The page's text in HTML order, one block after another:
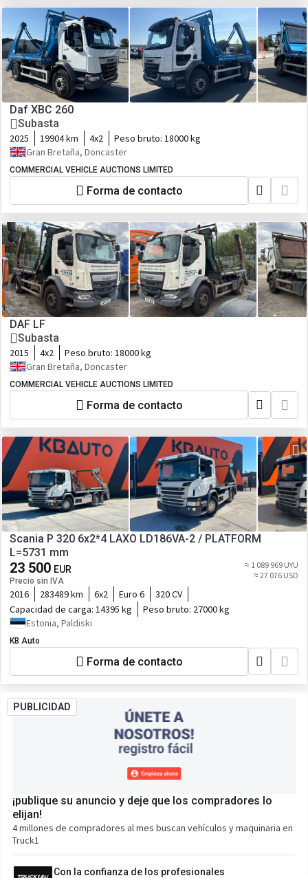
Daf XBC 260
Subasta
2025 19904 km 4x2 Peso bruto: 18000 kg
Gran Bretaña, Doncaster
COMMERCIAL VEHICLE AUCTIONS LIMITED
Forma de contacto
DAF LF
Subasta
2015 4x2 Peso bruto: 18000 kg
Gran Bretaña, Doncaster
COMMERCIAL VEHICLE AUCTIONS LIMITED
Forma de contacto
Scania P 320 6x2*4 LAXO LD186VA-2 / PLATFORM
L=5731 mm
23 500 EUR
Precio sin IVA
≈ 1 089 969 UYU
≈ 27 076 USD
2016 283489 km 6x2 Euro 6
320 CV
Capacidad de carga: 14395 kg Peso bruto: 27000 kg
Estonia, Paldiski
KB Auto
Forma de contacto
PUBLICIDAD
¡publique su anuncio y deje que los compradores lo
elijan!
4 millones de compradores al mes buscan vehículos y maquinaria en
Truck1
Con la confianza de los profesionales